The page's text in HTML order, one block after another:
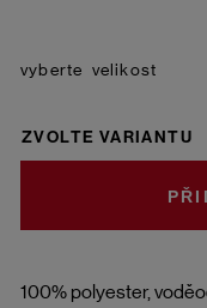
100% polyester,
velikost
ZVOLTE VARIANTU